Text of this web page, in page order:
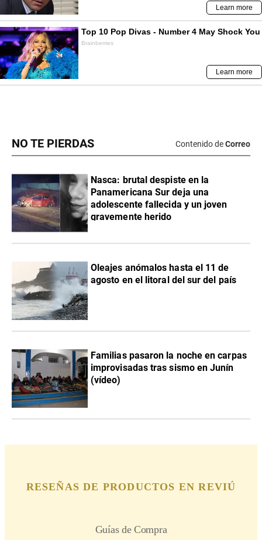
NO TE PIERDAS Contenido deCorreo
Nasca: brutal despiste en la
Panamericana Sur deja una
adolescente fallecida y un joven
gravemente herido
Oleajes anómalos hasta el 11 de
agosto en el litoral del sur del país
Familias pasaron la noche en carpas
improvisadas tras sismo en Junín
(vídeo)